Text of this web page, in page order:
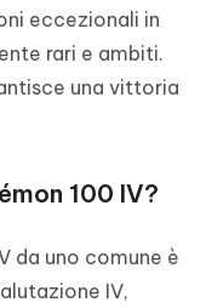
eccezionali in
rari e ambiti.
una vittoria
100 IV?
da uno comune è
IV,